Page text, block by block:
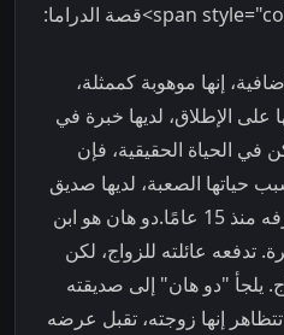
<span style="color: #ff0000;"><strong>قصة الدراما:
إنها موهوبة كممثلة،
على الإطلاق، لديها خبرة في
في الحياة الحقيقية، فإن
حياتها الصعبة، لديها صديق
ذكر يدعى "لي دو هان"، تعرفه منذ 15 عامًا.دو هان هو ابن
تدفعه عائلته للزواج، لكن
يلجأ "دو هان" إلى صديقته
إنها زوجته، تقبل عرضه